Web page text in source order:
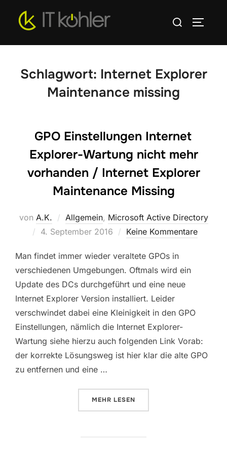
Inhalt
Suchen
Schlagwort: Internet Explorer
Maintenance missing
GPO Einstellungen Internet
Explorer-Wartung nicht mehr
vorhanden / Internet Explorer
Maintenance Missing
von A.K. Allgemein, Microsoft Active Directory
Veröffentlicht
4. September 2016 Keine Kommentare
Man findet immer wieder veraltete GPOs in
verschiedenen Umgebungen. Oftmals wird ein
Update des DCs durchgeführt und eine neue
Internet Explorer Version installiert. Leider
verschwindet dabei eine Kleinigkeit in den GPO
Einstellungen, nämlich die Internet Explorer-
Wartung siehe hierzu auch folgenden Link Vorab:
der korrekte Lösungsweg ist hier klar die alte GPO
zu entfernen und eine …
MEHR ÜBER „GPO EINSTELLUNGEN
LESEN